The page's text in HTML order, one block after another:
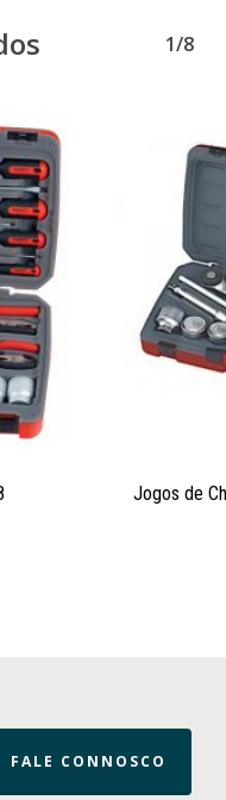
1/8
Jogos de
FALE CONNOSCO